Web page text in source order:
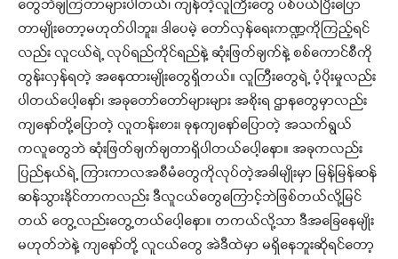
တွေဘဲချကြတာများပါတယ်၊ ကျန်တဲ့လူကြီးတွေ ပစ်ပယ်ပြီးပြော
တာမျိုးတော့မဟုတ်ပါဘူး၊ ဒါပေမဲ့ တော်လှန်ရေးကဏ္ဍကိုကြည့်ရင်
လည်း လူငယ်ရဲ့ လုပ်ရည်ကိုင်ရည်နဲ့ ဆုံးဖြတ်ချက်နဲ့ စစ်ကောင်စီကို
တွန်းလှန်ရတဲ့ အနေထားမျိုးတွေရှိတယ်။ လူကြီးတွေရဲ့ ပံ့ပိုးမှုလည်း
ပါတယ်ပေါ့နော်၊ အခုတော်တော်များများ အစိုးရ ဌာနတွေမှာလည်း
ကျနော်တို့ပြောတဲ့ လူတန်းစား၊ ခုနကျနော်ပြောတဲ့ အသက်ရွယ်
ကလူတွေဘဲ ဆုံးဖြတ်ချက်ချတာရှိပါတယ်ပေါ့နော။ အခုကလည်း
ပြည်နယ်ရဲ့ ကြားကာလအစီမံတွေကိုလုပ်တဲ့အခါမျိုးမှာ မြန်မြန်ဆန်
ဆန်သွားနိုင်တာကလည်း ဒီလူငယ်တွေကြောင့်ဘဲဖြစ်တယ်လို့မြင်
တယ် တွေ့လည်းတွေ့တယ်ပေါ့နော။ တကယ်လို့သာ ဒီအခြေနေမျိုး
မဟုတ်ဘဲနဲ့ ကျနော်တို့ လူငယ်တွေ အဲဒီထဲမှာ မရှိနေဘူးဆိုရင်တော့